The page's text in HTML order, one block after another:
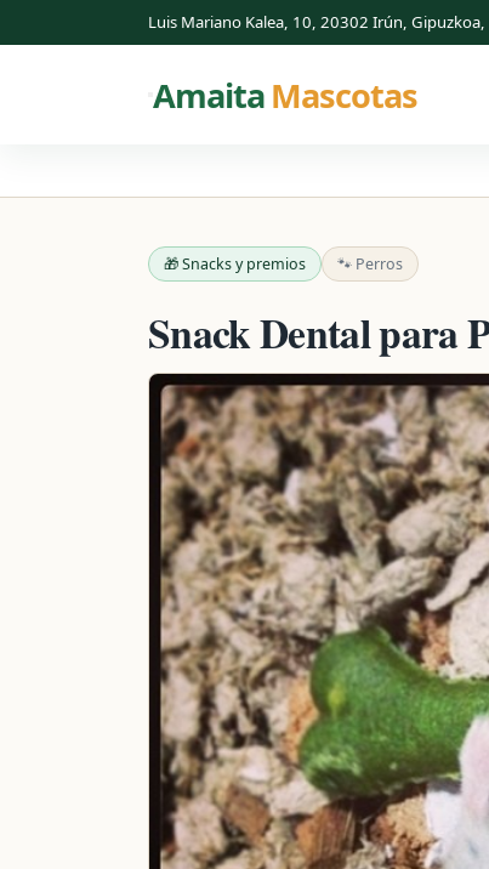
Luis Mariano Kalea, 10, 20302 Irún, Gipuzkoa,
AmaitaMascotas
🎁 Snacks y premios 🐾 Perros
Snack Dental para